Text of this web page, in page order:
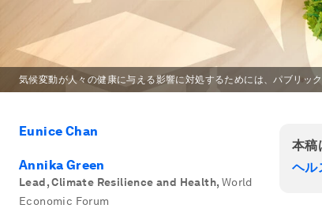
気候変動が人々の健康に与える影響に対処するためには、パブリッ
Eunice Chan
Annika Green
Lead, Climate Resilience and Health, World
Economic Forum
本稿
ヘル